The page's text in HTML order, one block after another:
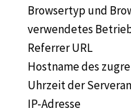
Browsertyp und
verwendetes
Referrer URL
Hostname des
Uhrzeit der
IP-Adresse